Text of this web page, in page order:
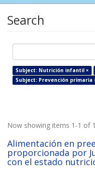
Search
Subject: Nutrición infantil ×
Subject: Prevención primaria
Now showing items 1-1 of 1
Alimentación en
proporcionada por
con el estado